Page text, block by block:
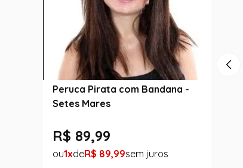
Peruca Pirata com Bandana -
Setes Mares
R$ 89,99
1 R$ 89,99